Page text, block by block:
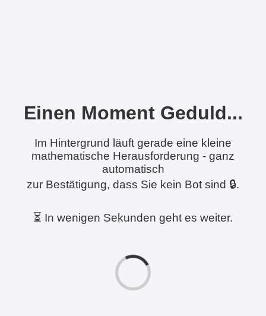
Einen Moment Geduld...
Im Hintergrund läuft gerade eine kleine
mathematische Herausforderung - ganz
automatisch
zur Bestätigung, dass Sie kein Bot sind 🔒.
⏳ In wenigen Sekunden geht es weiter.